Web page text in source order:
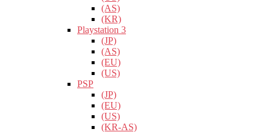
(AS)
(KR)
Playstation 3
(JP)
(AS)
(EU)
(US)
PSP
(JP)
(EU)
(US)
(KR-AS)